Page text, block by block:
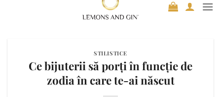
STILISTICE
Ce bijuterii să porți în funcție de
zodia în care te-ai născut